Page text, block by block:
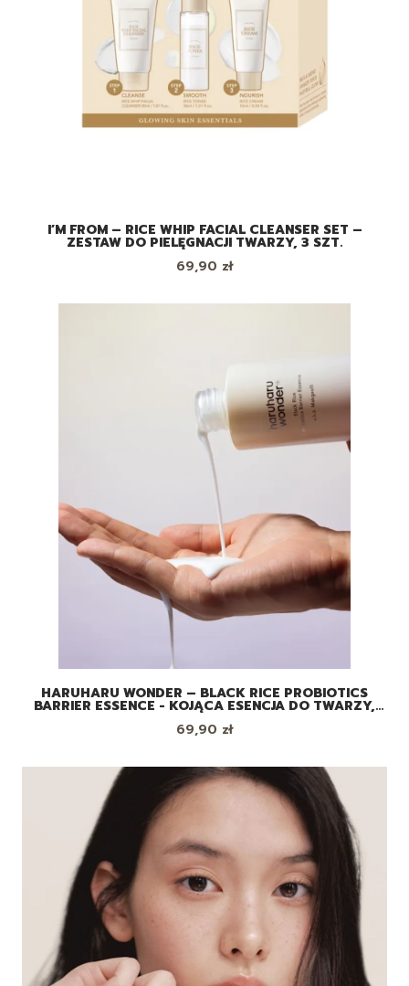
I’M FROM – RICE WHIP FACIAL CLEANSER SET –
ZESTAW DO PIELĘGNACJI TWARZY, 3 SZT.
Cena
69,90 zł
HARUHARU WONDER – BLACK RICE PROBIOTICS
BARRIER ESSENCE - KOJĄCA ESENCJA DO TWARZY,
120ML
Cena
69,90 zł